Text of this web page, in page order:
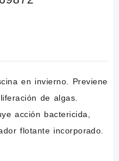
en invierno. Previene
de algas.
acción bactericida,
flotante incorporado.